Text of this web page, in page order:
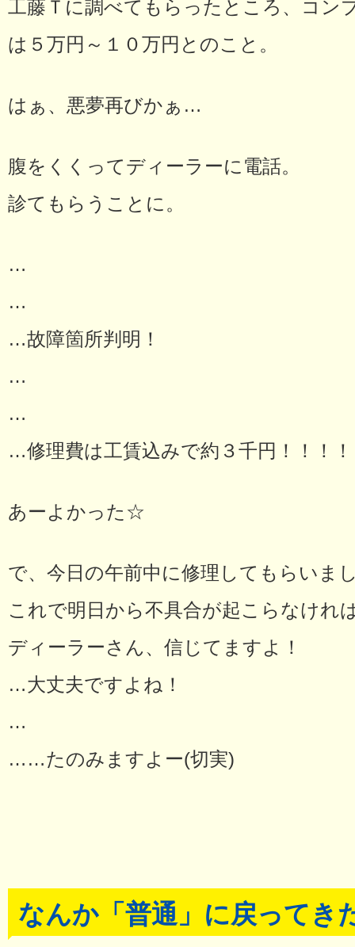
工藤Ｔに調べてもらったところ、コン
は５万円～１０万円とのこと。
はぁ、悪夢再びかぁ…
腹をくくってディーラーに電話。
診てもらうことに。
…
…
…故障箇所判明！
…
…
…修理費は工賃込みで約３千円！！！！
あーよかった☆
で、今日の午前中に修理してもらいま
これで明日から不具合が起こらなけれ
ディーラーさん、信じてますよ！
…大丈夫ですよね！
…
……たのみますよー(切実)
なんか「普通」に戻ってき